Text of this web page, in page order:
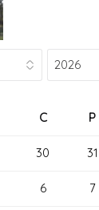
C P
30 31
6 7